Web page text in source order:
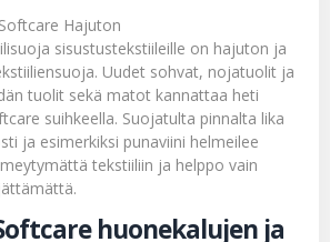
Hajuton
sisustustekstiileille on hajuton ja
Uudet sohvat, nojatuolit ja
tuolit sekä matot kannattaa heti
suihkeella. Suojatulta pinnalta lika
ja esimerkiksi punaviini helmeilee
tekstiiliin ja helppo vain
huonekalujen ja